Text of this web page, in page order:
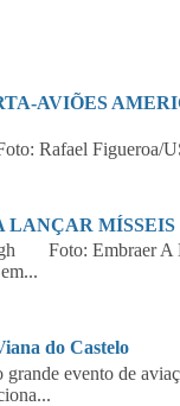
AVIÕES
Rafael Figueroa/
LANÇAR
Foto: Embraer A
do Castelo
evento de